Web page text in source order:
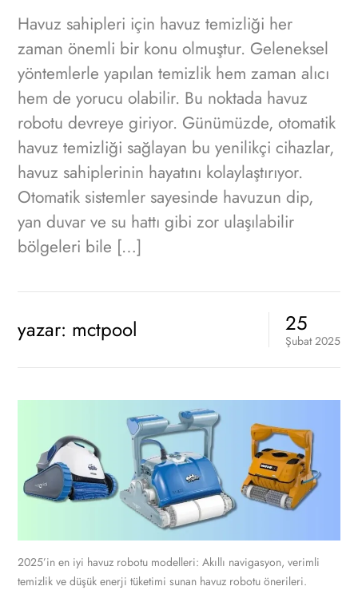
Havuz sahipleri için havuz temizliği her
zaman önemli bir konu olmuştur. Geleneksel
yöntemlerle yapılan temizlik hem zaman alıcı
hem de yorucu olabilir. Bu noktada havuz
robotu devreye giriyor. Günümüzde, otomatik
havuz temizliği sağlayan bu yenilikçi cihazlar,
havuz sahiplerinin hayatını kolaylaştırıyor.
Otomatik sistemler sayesinde havuzun dip,
yan duvar ve su hattı gibi zor ulaşılabilir
bölgeleri bile […]
yazar: mctpool 25
Şubat 2025
2025’in en iyi havuz robotu modelleri: Akıllı navigasyon, verimli
temizlik ve düşük enerji tüketimi sunan havuz robotu önerileri.